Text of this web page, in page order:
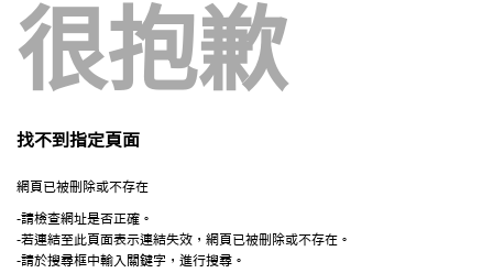
很抱歉
找不到指定頁面
網頁已被刪除或不存在
-請檢查網址是否正確。
-若連結至此頁面表示連結失效，網頁已被刪除或不存在。
-請於搜尋框中輸入關鍵字，進行搜尋。